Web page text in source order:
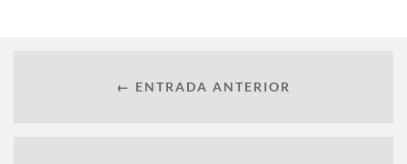
← ENTRADA ANTERIOR